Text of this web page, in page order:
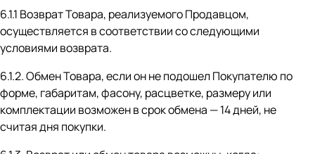
6.1.1 Возврат Товара, реализуемого Продавцом,
осуществляется в соответствии со следующими
условиями возврата.
6.1.2. Обмен Товара, если он не подошел Покупателю по
форме, габаритам, фасону, расцветке, размеру или
комплектации возможен в срок обмена — 14 дней, не
считая дня покупки.